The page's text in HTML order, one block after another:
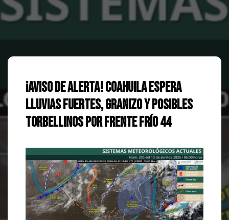
¡Aviso de alerta! Coahuila espera
lluvias fuertes, granizo y posibles
torbellinos por Frente Frío 44